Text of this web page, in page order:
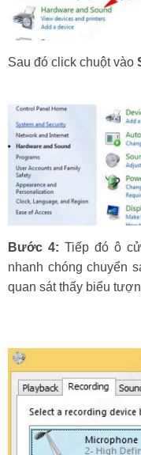
Sau đó click chuột vào
Bước 4: Tiếp đó ô
nhanh chóng chuyển
quan sát thấy biểu